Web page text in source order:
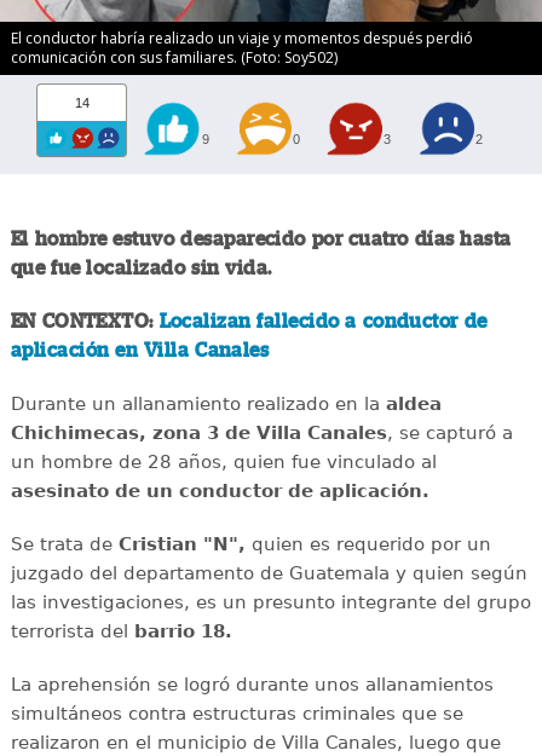
El conductor habría realizado un viaje y momentos después perdió
comunicación con sus familiares. (Foto: Soy502)
14
9 0 3 2
El hombre estuvo desaparecido por cuatro días hasta
que fue localizado sin vida.
EN CONTEXTO:Localizan fallecido a conductor de
aplicación en Villa Canales
Durante un allanamiento realizado en la aldea
Chichimecas, zona 3 de Villa Canales, se capturó a
un hombre de 28 años, quien fue vinculado al
asesinato de un conductor de aplicación.
Se trata de Cristian "N", quien es requerido por un
juzgado del departamento de Guatemala y quien según
las investigaciones, es un presunto integrante del grupo
terrorista del barrio 18.
La aprehensión se logró durante unos allanamientos
simultáneos contra estructuras criminales que se
realizaron en el municipio de Villa Canales, luego que